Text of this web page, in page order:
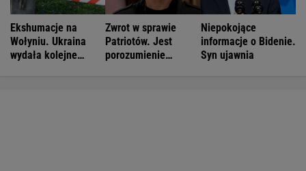
Ekshumacje na
Wołyniu. Ukraina
wydała kolejne
Zwrot w sprawie
Patriotów. Jest
porozumienie
Niepokojące
informacje o Bidenie.
Syn ujawnia